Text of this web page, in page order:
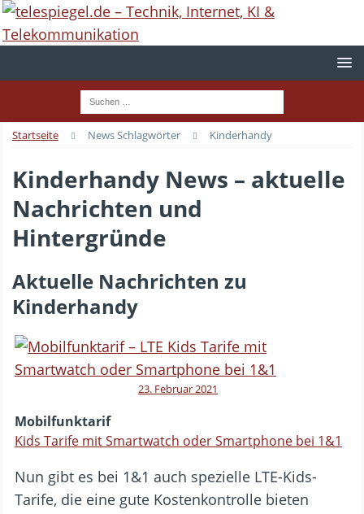
Startseite News Schlagwörter Kinderhandy
Kinderhandy News – aktuelle
Nachrichten und
Hintergründe
Aktuelle Nachrichten zu
Kinderhandy
23. Februar 2021
Mobilfunktarif
Kids Tarife mit Smartwatch oder Smartphone bei 1&1
Nun gibt es bei 1&1 auch spezielle LTE-Kids-
Tarife, die eine gute Kostenkontrolle bieten